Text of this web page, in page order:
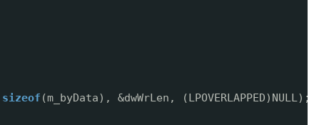
sizeof (m_byData), &dwWrLen, (LPOVERLAPPED)NULL);